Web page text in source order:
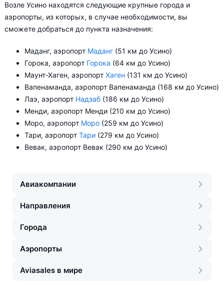
Возле Усино находятся следующие крупные города и
аэропорты, из которых, в случае необходимости, вы
сможете добраться до пункта назначения:
Маданг, аэропорт Маданг (51 км до Усино)
Горока, аэропорт Горока (64 км до Усино)
Маунт-Хаген, аэропорт Хаген (131 км до Усино)
Вапенаманда, аэропорт Вапенаманда (168 км до Усино)
Лаэ, аэропорт Надзаб (186 км до Усино)
Менди, аэропорт Менди (210 км до Усино)
Моро, аэропорт Моро (259 км до Усино)
Тари, аэропорт Тари (279 км до Усино)
Вевак, аэропорт Вевак (290 км до Усино)
Авиакомпании
Направления
Города
Аэропорты
Aviasales в мире